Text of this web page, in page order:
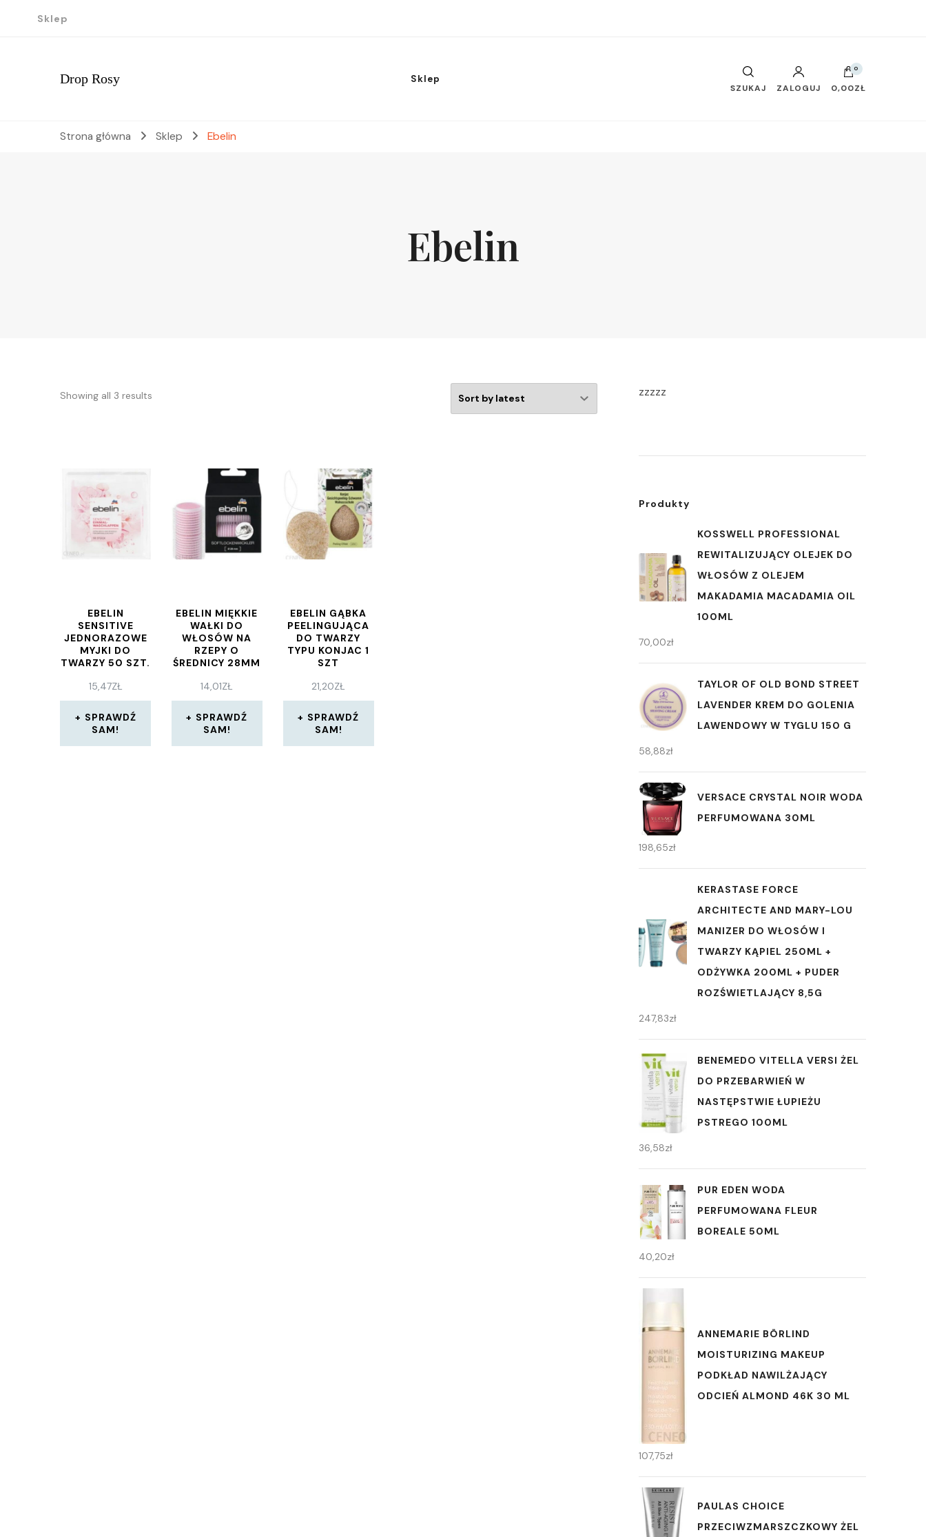
Sklep
Drop Rosy Sklep
SZUKAJ ZALOGUJ
0
0,00ZŁ
Strona główna Sklep Ebelin
Ebelin
Showing all 3 results
EBELIN
SENSITIVE
JEDNORAZOWE
MYJKI DO
TWARZY 50 SZT.
15,47ZŁ
SPRAWDŹ
SAM!
EBELIN MIĘKKIE
WAŁKI DO
WŁOSÓW NA
RZEPY O
ŚREDNICY 28MM
14,01ZŁ
SPRAWDŹ
SAM!
EBELIN GĄBKA
PEELINGUJĄCA
DO TWARZY
TYPU KONJAC 1
SZT
21,20ZŁ
SPRAWDŹ
SAM!
zzzzz
Produkty
KOSSWELL PROFESSIONAL
REWITALIZUJĄCY OLEJEK DO
WŁOSÓW Z OLEJEM
MAKADAMIA MACADAMIA OIL
100ML
70,00zł
TAYLOR OF OLD BOND STREET
LAVENDER KREM DO GOLENIA
LAWENDOWY W TYGLU 150 G
58,88zł
VERSACE CRYSTAL NOIR WODA
PERFUMOWANA 30ML
198,65zł
KERASTASE FORCE
ARCHITECTE AND MARY-LOU
MANIZER DO WŁOSÓW I
TWARZY KĄPIEL 250ML +
ODŻYWKA 200ML + PUDER
ROZŚWIETLAJĄCY 8,5G
247,83zł
BENEMEDO VITELLA VERSI ŻEL
DO PRZEBARWIEŃ W
NASTĘPSTWIE ŁUPIEŻU
PSTREGO 100ML
36,58zł
PUR EDEN WODA
PERFUMOWANA FLEUR
BOREALE 50ML
40,20zł
ANNEMARIE BÖRLIND
MOISTURIZING MAKEUP
PODKŁAD NAWILŻAJĄCY
ODCIEŃ ALMOND 46K 30 ML
107,75zł
PAULAS CHOICE
PRZECIWZMARSZCZKOWY ŻEL